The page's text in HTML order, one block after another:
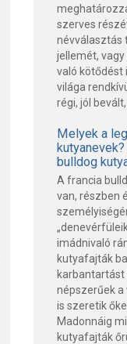
szerves
névválasztás
jellemét,
való kötődést
világa
régi, jól
Melyek a
bulldog
A francia
van, részben
imádnivaló
kutyafajták
karbantartást
népszerűek a
is szeretik
Madonnáig
kutyafajták